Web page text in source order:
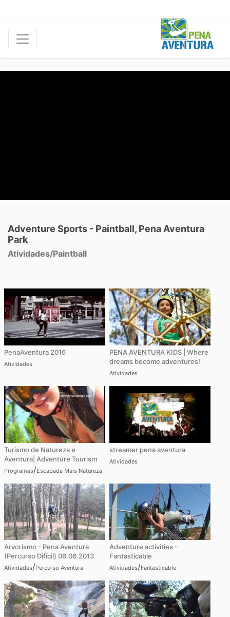
Adventure Sports - Paintball, Pena Aventura
Park
Atividades/Paintball
PenaAventura 2016
Atividades
PENA AVENTURA KIDS | Where
dreams become adventures!
Atividades
Turismo de Natureza e
Aventura| Adventure Tourism
Programas/Escapada Mais Natureza
streamer pena aventura
Atividades
Arvorismo - Pena Aventura
(Percurso Difícil) 06.06.2013
Atividades/Percurso Aventura
Adventure activities -
Fantasticable
Atividades/Fantasticable